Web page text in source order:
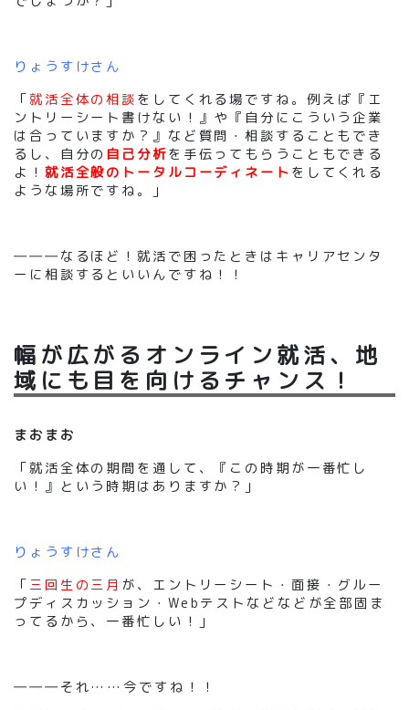
りょうすけさん
「就活全体の相談 をしてくれる場ですね。例えば『エ
ントリーシート書けない！』や『自分にこういう企業
は合っていますか？』など質問・相談することもでき
るし、自分の 自己分析を手伝ってもらうこともできる
よ！ 就活全般のトータルコーディネート をしてくれる
ような場所ですね。」
―――なるほど！就活で困ったときはキャリアセンタ
ーに相談するといいんですね！！
幅が広がるオンライン就活、地
域にも目を向けるチャンス！
まおまお
「就活全体の期間を通して、『この時期が一番忙し
い！』という時期はありますか？」
りょうすけさん
「 三回生の三月 が、エントリーシート・面接・グルー
プディスカッション・Webテストなどなどが全部固ま
ってるから、一番忙しい！」
―――それ……今ですね！！